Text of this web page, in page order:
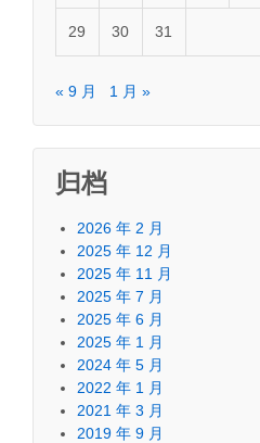
29 30 31
« 9 月 1 月 »
归档
2026 年 2 月
2025 年 12 月
2025 年 11 月
2025 年 7 月
2025 年 6 月
2025 年 1 月
2024 年 5 月
2022 年 1 月
2021 年 3 月
2019 年 9 月